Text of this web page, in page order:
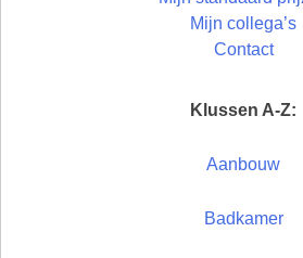
Mijn collega’s
Contact
Klussen A-Z:
Aanbouw
Badkamer